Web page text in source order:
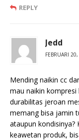
REPLY
Jedd
FEBRUARI
Mending naikin cc
mau naikin
durabilitas jeroan
memang bisa jamin
ataupun
keawetan produk,